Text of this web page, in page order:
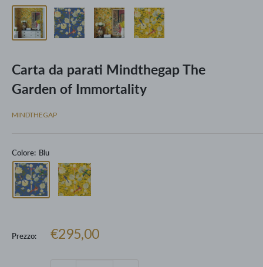
Carta da parati Mindthegap The
Garden of Immortality
MINDTHEGAP
Colore: Blu
Prezzo:
Prezzo
€295,00